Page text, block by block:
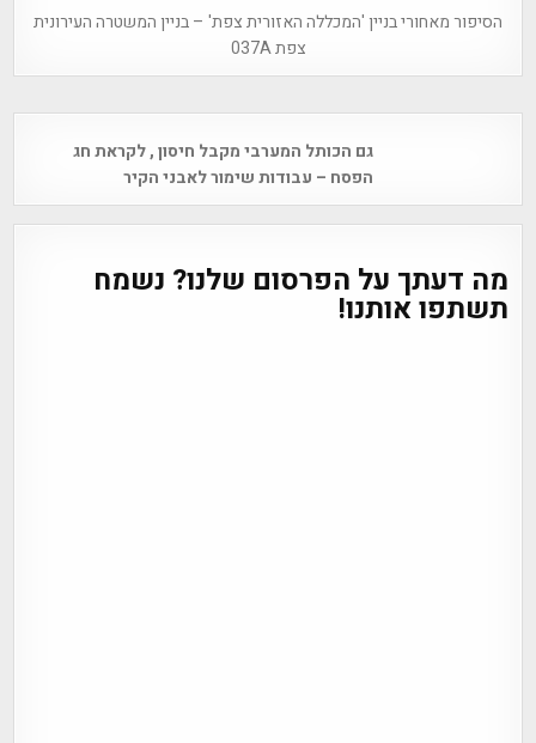
הסיפור מאחורי בניין 'המכללה האזורית צפת' – בניין המשטרה העירונית
צפת 037A
navigationגם הכותל המערבי מקבל חיסון , לקראת חג
הפסח – עבודות שימור לאבני הקיר
מה דעתך על הפרסום שלנו? נשמח
תשתפו אותנו!